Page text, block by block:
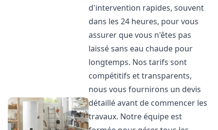
d'intervention rapides, souvent
dans les 24 heures, pour vous
assurer que vous n'êtes pas
laissé sans eau chaude pour
longtemps. Nos tarifs sont
compétitifs et transparents,
nous vous fournirons un devis
détaillé avant de commencer les
travaux. Notre équipe est